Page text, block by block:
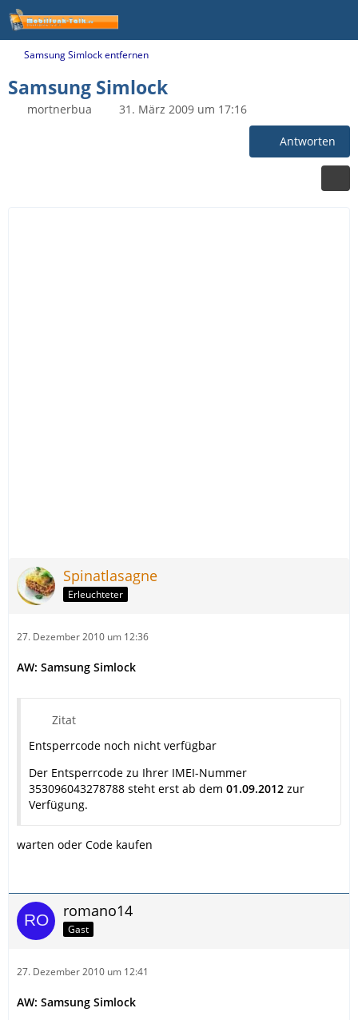
Samsung Simlock entfernen
Samsung Simlock
mortnerbua 31. März 2009 um 17:16
Antworten
Spinatlasagne
Erleuchteter
27. Dezember 2010 um 12:36
AW: Samsung Simlock
Zitat
Entsperrcode noch nicht verfügbar
Der Entsperrcode zu Ihrer IMEI-Nummer
353096043278788 steht erst ab dem 01.09.2012 zur
Verfügung.
warten oder Code kaufen
romano14
Gast
27. Dezember 2010 um 12:41
AW: Samsung Simlock